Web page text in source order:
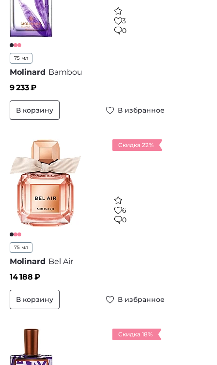
3
0
75 мл
Molinard Bambou
9 233₽
В корзину В избранное
Скидка 22%
6
0
75 мл
Molinard Bel Air
14 188 ₽
В корзину В избранное
Скидка 18%